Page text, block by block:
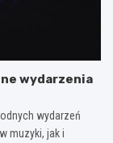
wydarzenia
wydarzeń
muzyki, jak i